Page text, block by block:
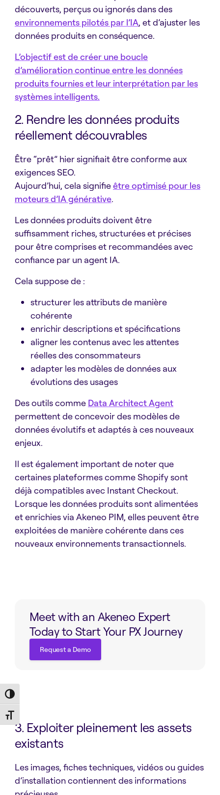
Toggle High Contrast
Toggle Font size
découverts, perçus ou ignorés dans des
environnements pilotés par l’IA, et d’ajuster les
données produits en conséquence.
L’objectif est de créer une boucle
d’amélioration continue entre les données
produits fournies et leur interprétation par les
systèmes intelligents.
2. Rendre les données produits
réellement découvrables
Être “prêt” hier signifiait être conforme aux
exigences SEO.
Aujourd’hui, cela signifieêtre optimisé pour les
moteurs d’IA générative.
Les données produits doivent être
suffisamment riches, structurées et précises
pour être comprises et recommandées avec
confiance par un agent IA.
Cela suppose de :
structurer les attributs de manière
cohérente
enrichir descriptions et spécifications
aligner les contenus avec les attentes
réelles des consommateurs
adapter les modèles de données aux
évolutions des usages
Des outils comme Data Architect Agent
permettent de concevoir des modèles de
données évolutifs et adaptés à ces nouveaux
enjeux.
Il est également important de noter que
certaines plateformes comme Shopify sont
déjà compatibles avec Instant Checkout.
Lorsque les données produits sont alimentées
et enrichies via Akeneo PIM, elles peuvent être
exploitées de manière cohérente dans ces
nouveaux environnements transactionnels.
Meet with an Akeneo Expert
Today to Start Your PX Journey
Request a Demo
3. Exploiter pleinement les assets
existants
Les images, fiches techniques, vidéos ou guides
d’installation contiennent des informations